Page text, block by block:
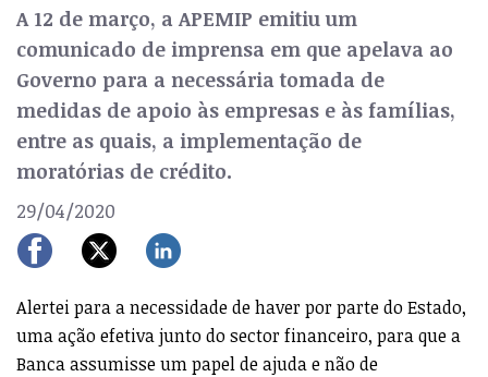
A 12 de março, a APEMIP emitiu um
comunicado de imprensa em que apelava ao
Governo para a necessária tomada de
medidas de apoio às empresas e às famílias,
entre as quais, a implementação de
moratórias de crédito.
29/04/2020
Alertei para a necessidade de haver por parte do Estado,
uma ação efetiva junto do sector financeiro, para que a
Banca assumisse um papel de ajuda e não de